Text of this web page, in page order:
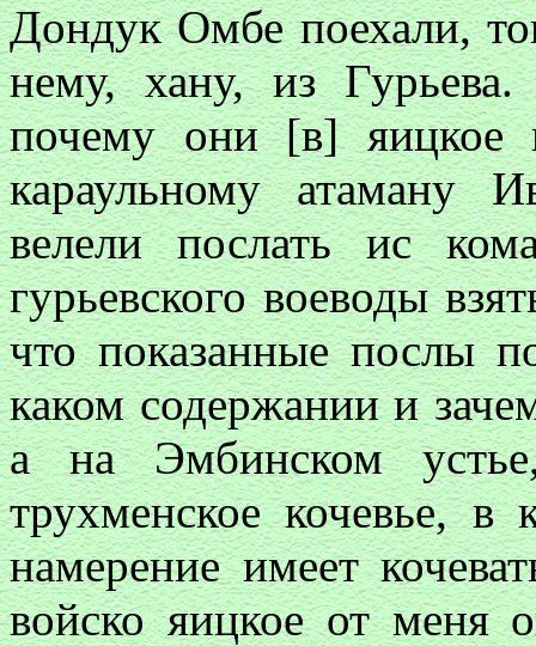
Дондук Омбе поехали,
нему, хану, из
почему они [в] яицкое
караульному атаману
велели послать ис
гурьевского воеводы
что показанные послы
каком содержании и
а на Эмбинском
трухменское кочевье, в
намерение имеет
войско яицкое от меня